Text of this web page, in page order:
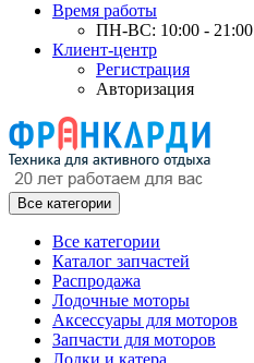
Время работы
ПН-ВС: 10:00 - 21:00
Клиент-центр
Регистрация
Авторизация
Все категории
Все категории
Каталог запчастей
Распродажа
Лодочные моторы
Аксессуары для моторов
Запчасти для моторов
Лодки и катера